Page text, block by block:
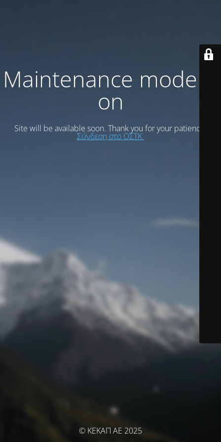
Maintenance mode is
on
Site will be available soon. Thank you for your patience!
Σύνδεση στο ΟΣΤΚ
© ΚΕΚΑΠ ΑΕ 2025